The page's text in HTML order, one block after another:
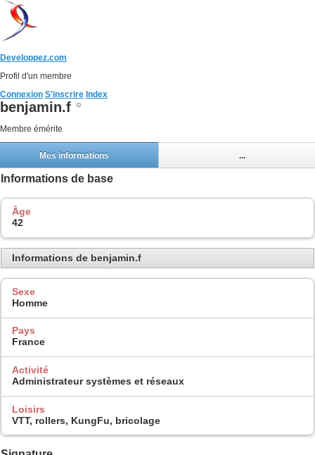
Developpez.com
Profil d'un membre
Connexion S'inscrire Index
benjamin.f
Membre émérite
Mes informations ...
Informations de base
Âge
42
Informations de benjamin.f
Sexe
Homme
Pays
France
Activité
Administrateur systèmes et réseaux
Loisirs
VTT, rollers, KungFu, bricolage